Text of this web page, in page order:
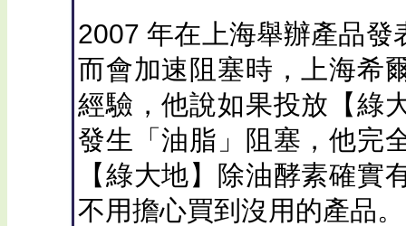
2007 年在上海舉辦產品
而會加速阻塞時，上海希
經驗，他說如果投放【綠
發生「油脂」阻塞，他完
【綠大地】除油酵素確實
不用擔心買到沒用的產品。